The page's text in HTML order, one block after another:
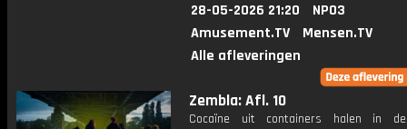
28-05-2026 21:20
NPO3
Amusement.TV
Mensen.TV
Alle afleveringen
Zembla: Afl. 10
Cocaïne uit containers halen in